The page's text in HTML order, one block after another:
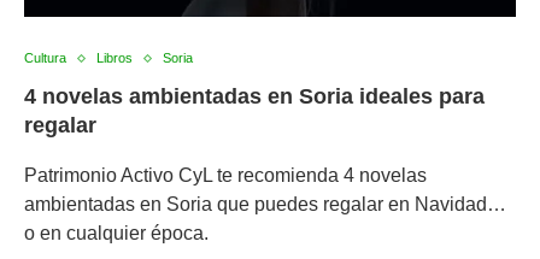
Cultura Libros Soria
4 novelas ambientadas en Soria ideales para
regalar
Patrimonio Activo CyL te recomienda 4 novelas
ambientadas en Soria que puedes regalar en Navidad…
o en cualquier época.